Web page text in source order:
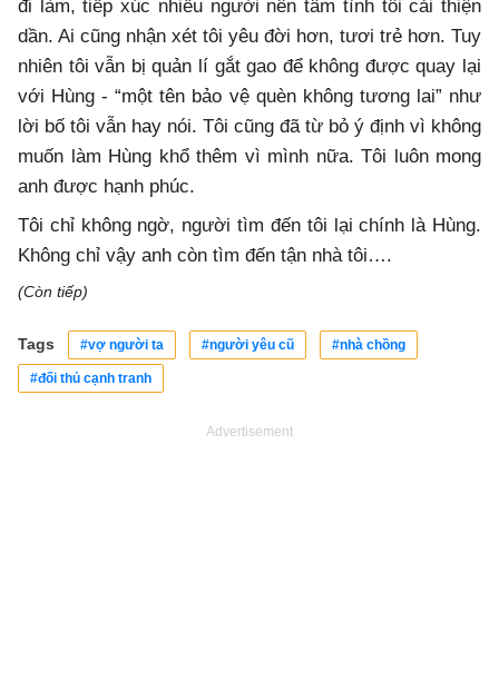
đi làm, tiếp xúc nhiều người nên tâm tình tôi cải thiện
dần. Ai cũng nhận xét tôi yêu đời hơn, tươi trẻ hơn. Tuy
nhiên tôi vẫn bị quản lí gắt gao để không được quay lại
với Hùng - “một tên bảo vệ quèn không tương lai” như
lời bố tôi vẫn hay nói. Tôi cũng đã từ bỏ ý định vì không
muốn làm Hùng khổ thêm vì mình nữa. Tôi luôn mong
anh được hạnh phúc.
Tôi chỉ không ngờ, người tìm đến tôi lại chính là Hùng.
Không chỉ vậy anh còn tìm đến tận nhà tôi….
(Còn tiếp)
Tags #vợ người ta #người yêu cũ #nhà chồng
#đối thủ cạnh tranh
Advertisement